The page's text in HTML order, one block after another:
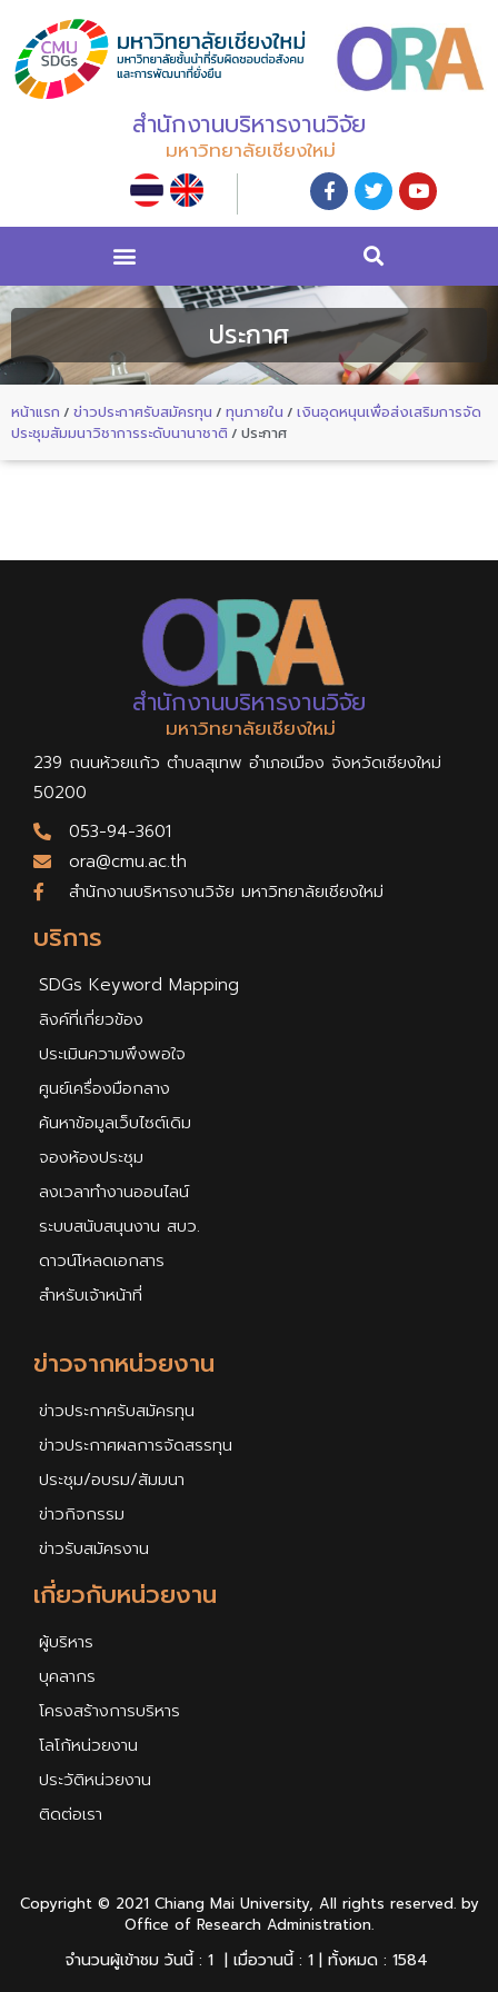
สำนักงานบริหารงานวิจัย
มหาวิทยาลัยเชียงใหม่
ประกาศ
หน้าแรก / ข่าวประกาศรับสมัครทุน / ทุนภายใน / เงินอุดหนุนเพื่อส่งเสริมการจัด
ประชุมสัมมนาวิชาการระดับนานาชาติ / ประกาศ
เกี่ยวกับหน่วยงาน
ผู้บริหาร
บุคลากร
โครงสร้างการบริหาร
โลโก้หน่วยงาน
ประวัติหน่วยงาน
ติดต่อเรา
ข่าวจากหน่วยงาน
ข่าวประกาศรับสมัครทุน
ข่าวประกาศผลการจัดสรรทุน
ประชุม/อบรม/สัมมนา
ข่าวกิจกรรม
ข่าวรับสมัครงาน
บริการ
SDGs Keyword Mapping
ลิงค์ที่เกี่ยวข้อง
ประเมินความพึงพอใจ
ศูนย์เครื่องมือกลาง
ค้นหาข้อมูลเว็บไซต์เดิม
จองห้องประชุม
ลงเวลาทำงานออนไลน์
ระบบสนับสนุนงาน สบว.
ดาวน์โหลดเอกสาร
สำหรับเจ้าหน้าที่
สำนักงานบริหารงานวิจัย
มหาวิทยาลัยเชียงใหม่
239 ถนนห้วยแก้ว ตำบลสุเทพ อำเภอเมือง จังหวัดเชียงใหม่
50200
053-94-3601
ora@cmu.ac.th
สำนักงานบริหารงานวิจัย มหาวิทยาลัยเชียงใหม่
Copyright © 2021 Chiang Mai University, All rights reserved. by
Office of Research Administration.
จำนวนผู้เข้าชม วันนี้ : 1 | เมื่อวานนี้ : 1 | ทั้งหมด : 1584